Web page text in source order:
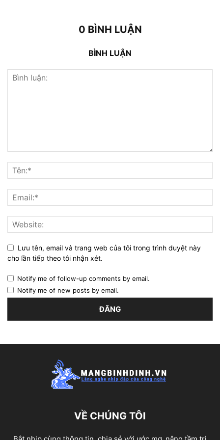
0 BÌNH LUẬN
BÌNH LUẬN
Lưu tên, email và trang web của tôi trong trình duyệt này
cho lần tiếp theo tôi nhận xét.
Notify me of follow-up comments by email.
Notify me of new posts by email.
VỀ CHÚNG TÔI